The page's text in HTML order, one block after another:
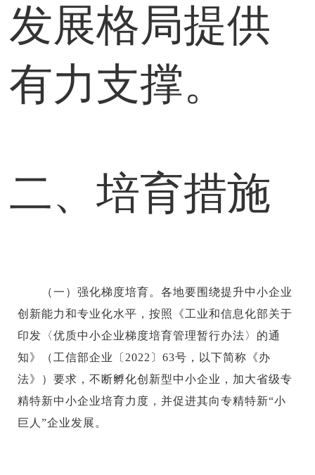
发展格局提供
有力支撑。
二、培育措施
（一）强化梯度培育。各地要围绕提升中小企业
创新能力和专业化水平，按照《工业和信息化部关于
印发〈优质中小企业梯度培育管理暂行办法〉的通
知》（工信部企业〔2022〕63号，以下简称《办
法》）要求，不断孵化创新型中小企业，加大省级专
精特新中小企业培育力度，并促进其向专精特新“小
巨人”企业发展。